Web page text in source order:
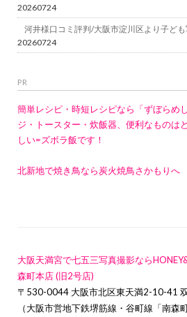
20260724
河井様口コミ評判/大阪市淀川区より子ど
20260724
PR
簡単レシピ・時短レシピなら「ずぼらめ
ジ・トースター・炊飯器、便利なものは
しい=ズボラ飯です！
北新地で焼き鳥なら炭火焼鳥さかもりへ
大阪天満宮で七五三写真撮影なら
森町本店 (旧2号店)
〒530-0044 大阪市北区東天満2-10-41
（大阪市営地下鉄堺筋線・谷町線「南森